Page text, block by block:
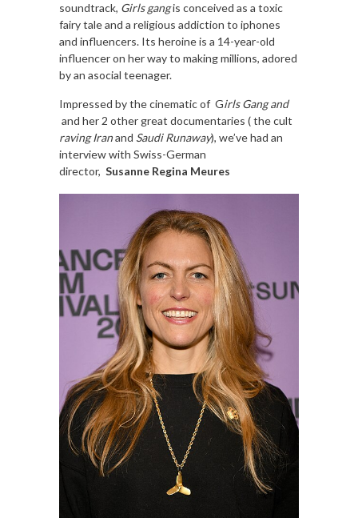
soundtrack, Girls gangis conceived as a toxic
fairy tale and a religious addiction to iphones
and influencers. Its heroine is a 14-year-old
influencer on her way to making millions, adored
by an asocial teenager.
Impressed by the cinematic of Girls Gang and
and her 2 other great documentaries ( the cult
raving Iranand Saudi Runaway), we’ve had an
interview with Swiss-German
director, Susanne Regina Meures